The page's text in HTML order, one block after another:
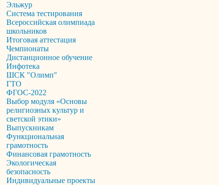
Эльжур
Система тестирования
Всероссийская олимпиада
школьников
Итоговая аттестация
Чемпионаты
Дистанционное обучение
Инфотека
ШСК "Олимп"
ГТО
ФГОС-2022
Выбор модуля «Основы
религиозных культур и
светской этики»
Выпускникам
Функциональная
грамотность
Финансовая грамотность
Экологическая
безопасность
Индивидуальные проекты